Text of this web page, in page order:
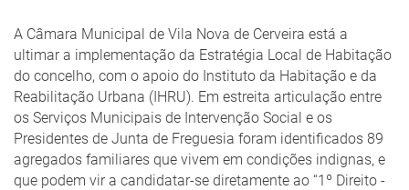
A Câmara Municipal de Vila Nova de Cerveira está a
ultimar a implementação da Estratégia Local de Habitação
do concelho, com o apoio do Instituto da Habitação e da
Reabilitação Urbana (IHRU). Em estreita articulação entre
os Serviços Municipais de Intervenção Social e os
Presidentes de Junta de Freguesia foram identificados 89
agregados familiares que vivem em condições indignas, e
que podem vir a candidatar-se diretamente ao “1º Direito -